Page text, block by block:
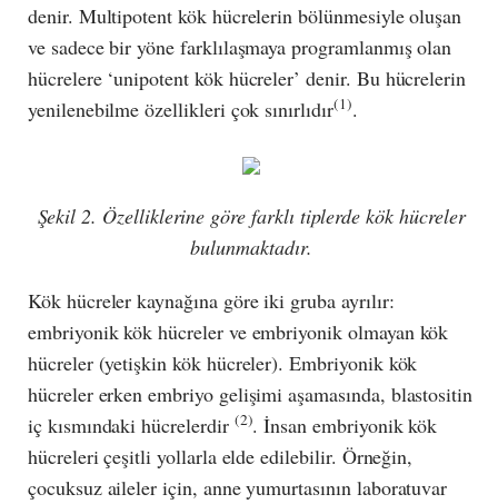
denir. Multipotent kök hücrelerin bölünmesiyle oluşan
ve sadece bir yöne farklılaşmaya programlanmış olan
hücrelere ‘unipotent kök hücreler’ denir. Bu hücrelerin
yenilenebilme özellikleri çok sınırlıdır(1).
Şekil 2. Özelliklerine göre farklı tiplerde kök hücreler
bulunmaktadır.
Kök hücreler kaynağına göre iki gruba ayrılır:
embriyonik kök hücreler ve embriyonik olmayan kök
hücreler (yetişkin kök hücreler). Embriyonik kök
hücreler erken embriyo gelişimi aşamasında, blastositin
iç kısmındaki hücrelerdir (2). İnsan embriyonik kök
hücreleri çeşitli yollarla elde edilebilir. Örneğin,
çocuksuz aileler için, anne yumurtasının laboratuvar